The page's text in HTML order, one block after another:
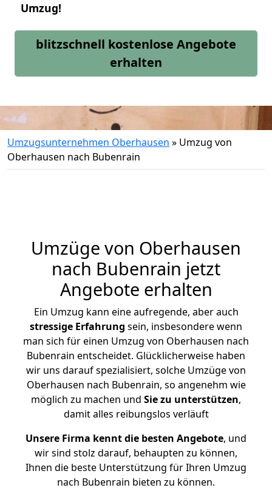
Umzug!
blitzschnell kostenlose Angebote
erhalten
Umzugsunternehmen Oberhausen » Umzug von
Oberhausen nach Bubenrain
Umzüge von Oberhausen
nach Bubenrain jetzt
Angebote erhalten
Ein Umzug kann eine aufregende, aber auch
stressige Erfahrung sein, insbesondere wenn
man sich für einen Umzug von Oberhausen nach
Bubenrain entscheidet. Glücklicherweise haben
wir uns darauf spezialisiert, solche Umzüge von
Oberhausen nach Bubenrain, so angenehm wie
möglich zu machen und Sie zu unterstützen,
damit alles reibungslos verläuft
Unsere Firma kennt die besten Angebote, und
wir sind stolz darauf, behaupten zu können,
Ihnen die beste Unterstützung für Ihren Umzug
nach Bubenrain bieten zu können.